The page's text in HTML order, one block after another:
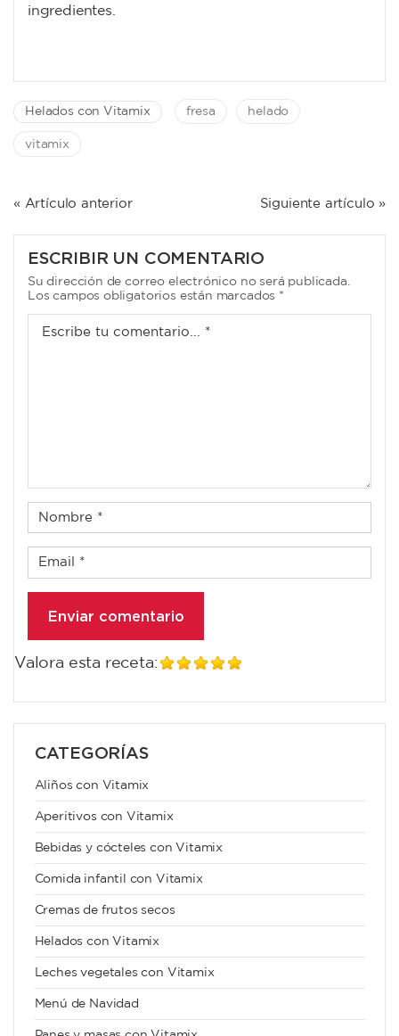
ingredientes.
Helados con Vitamix fresa helado
vitamix
NAVEGACIÓN
ENTRADAS
« Artículo anterior Siguiente artículo »
ESCRIBIR UN COMENTARIO
Su dirección de correo electrónico no será publicada.
Los campos obligatorios están marcados *
Valora esta receta:
CATEGORÍAS
Aliños con Vitamix
Aperitivos con Vitamix
Bebidas y cócteles con Vitamix
Comida infantil con Vitamix
Cremas de frutos secos
Helados con Vitamix
Leches vegetales con Vitamix
Menú de Navidad